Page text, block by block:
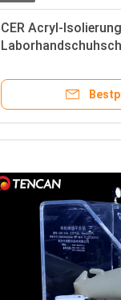
CER Acryl-
staubsaugen